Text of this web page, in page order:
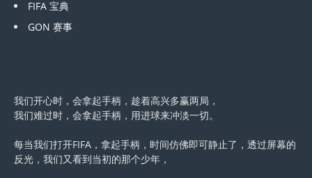
FIFA 宝典
GON 赛事
我们开心时，会拿起手柄，趁着高兴多赢两局，
我们难过时，会拿起手柄，用进球来冲淡一切。
每当我们打开FIFA，拿起手柄，时间仿佛即可静止了，透过屏幕的
反光，我们又看到当初的那个少年，